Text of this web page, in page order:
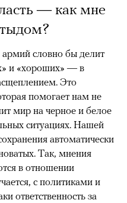
— как мне
армий словно бы делит
и «хороших» — в
Это
помогает нам не
мир на черное и белое
ситуациях. Нашей
автоматически
Так, мнения
в отношении
с политиками и
ответственность за